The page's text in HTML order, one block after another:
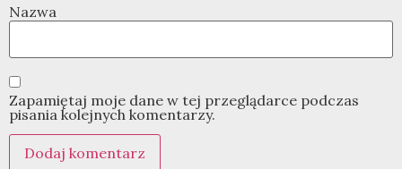
Nazwa
Zapamiętaj moje dane w tej przeglądarce podczas
pisania kolejnych komentarzy.